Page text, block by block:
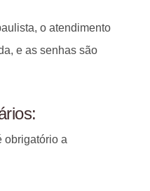
o atendimento
e as senhas são
obrigatório a